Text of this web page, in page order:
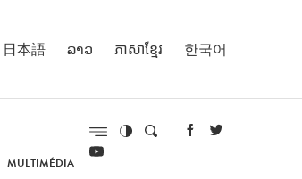
日本語 ລາວ ភាសាខ្មែរ 한국어
MULTIMÉDIA